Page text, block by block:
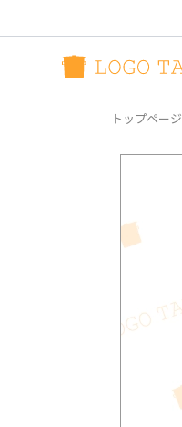
トップページ